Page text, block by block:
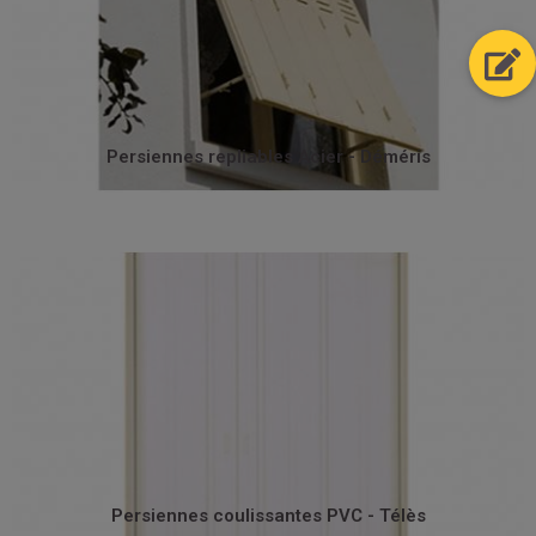
Persiennes repliables Acier - Déméris
Persiennes repliables Acier - Déméris
Persienne repliable en acier composée de panneaux
pleins d’épaisseur 10/10ème. C’est la persienne idéale
pour mener à bien une rénovation.
Persiennes coulissantes PVC - Télès